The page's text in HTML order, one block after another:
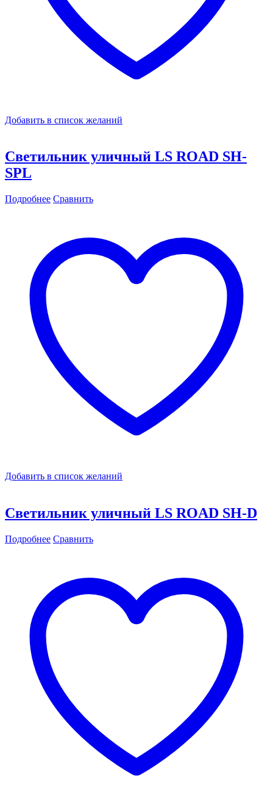
Добавить в список желаний
Светильник уличный LS ROAD SH-
SPL
Подробнее Сравнить
Добавить в список желаний
Светильник уличный LS ROAD SH-D
Подробнее Сравнить